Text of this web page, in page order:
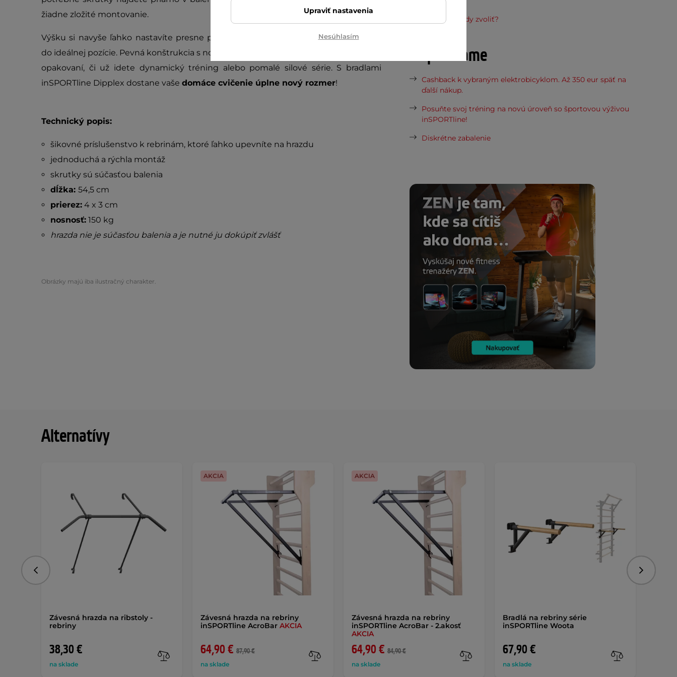
žiadne zložité montovanie.
Výšku si navyše ľahko nastavíte presne podľa seba jednoducho zavesením hrazdy
do ideálnej pozície. Pevná konštrukcia s nosnosťou až
opakovaní, či už idete dynamický tréning alebo pomalé silové série. S bradlami
inSPORTline Dipplex dostane vaše domáce cvičenie úplne nový rozmer!
Technický popis:
šikovné príslušenstvo k rebrinám, ktoré ľahko upevníte na hrazdu
jednoduchá a rýchla montáž
skrutky sú súčasťou balenia
dĺžka: 54,5 cm
prierez:4 x 3 cm
nosnosť:150 kg
hrazda nie je súčasťou balenia a je nutné ju dokúpiť zvlášť
Obrázky majú iba ilustračný charakter.
Aký typ hrazdy zvoliť?
Odporúčame
Cashback k vybraným elektrobicyklom. Až 350 eur späť na
ďalší nákup.
Posuňte svoj tréning na novú úroveň so športovou výživou
inSPORTline!
Diskrétne zabalenie
Alternatívy
Závesná hrazda na ribstoly -
rebriny
38,30 €
na sklade
Závesná hrazda na rebriny
inSPORTline AcroBar AKCIA
64,90 € 87,90 €
na sklade
AKCIA
Závesná hrazda na rebriny
inSPORTline AcroBar - 2.akosť
AKCIA
64,90 € 84,90 €
na sklade
AKCIA
Bradlá na rebriny série
inSPORTline Woota
67,90 €
na sklade
Predchádzajúce
Upraviť nastavenia
Nesúhlasím